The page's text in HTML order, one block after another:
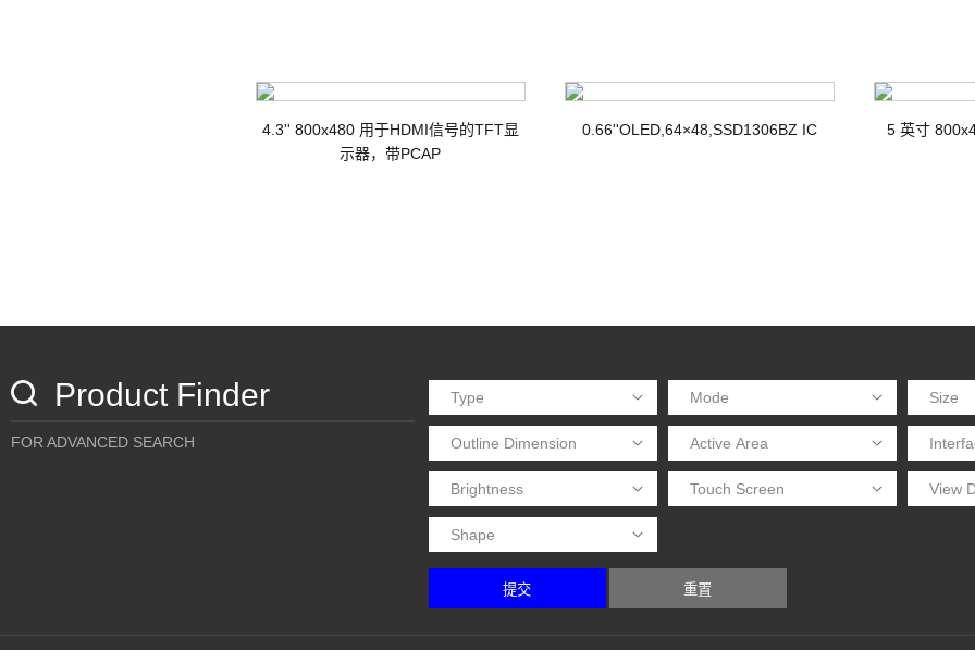
4.3'' 800x480 用于HDMI信号的TFT显
示器，带PCAP
0.66''OLED,64×48,SSD1306BZ IC 5 英寸
Product Finder
FOR ADVANCED SEARCH
提交 重置